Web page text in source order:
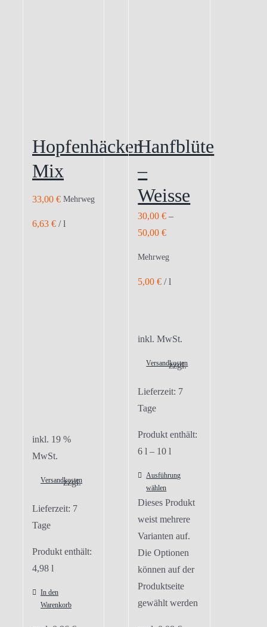
Hopfenhäcker
Mix
33,00 € Mehrweg
6,63 € /l
inkl. 19 %
MwSt.
zzgl.
Versandkosten
Lieferzeit: 7
Tage
Produkt enthält:
4,98 l
In den
Warenkorb
Hanfblüte
–
Weisse
30,00€ –
50,00€
Mehrweg
5,00€ /l
inkl. MwSt.
zzgl.
Versandkosten
Lieferzeit: 7
Tage
Produkt enthält:
6l – 10l
Ausführung
wählen
Dieses Produkt
weist mehrere
Varianten auf.
Die Optionen
können auf der
Produktseite
gewählt werden